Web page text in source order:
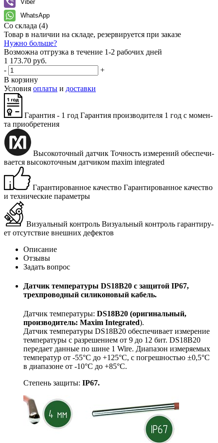
Viber
WhatsApp
Со склада (4)
Товар в наличии на складе, резервируется при заказе
Нужно больше?
Возможна отгрузка в течение 1-2 рабочих дней
1 173.70 руб.
-
+
В корзину
Условия оплаты и доставки
Гарантия - 1 год Га­ран­тия про­из­во­ди­те­ля 1 год с мо­мен­
та при­об­ре­те­ния
Высокоточный датчик Точ­ность из­ме­ре­ний обес­пе­чи­
ва­ет­ся вы­со­ко­точ­ным дат­чи­ком maxim integrated
Гарантированное качество Га­ран­ти­ро­ван­ное ка­че­ство
и тех­ни­че­ские па­ра­мет­ры
Визуальный контроль Ви­зу­аль­ный кон­троль га­ран­ти­ру­
ет от­сут­ствие внеш­них де­фек­тов
Описание
Отзывы
Задать вопрос
Датчик температуры DS18B20 с защитой IP67,
трехпроводный силиконовый кабель.
Датчик температуры: DS18B20 (оригинальный,
производитель: Maxim Integrated).
Датчик температуры DS18B20 обеспечивает измерение
температуры с разрешением от 9 до 12 бит. DS18B20
передает данные по шине 1 Wire. Диапазон измеряемых
температур от -55°C до +125°C, с погрешностью ±0,5°C
в диапазоне от -10°C до +85°C.
Степень защиты: IP67.